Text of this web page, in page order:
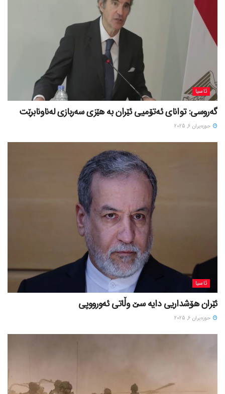
ئاسیا
گەروسی: توانای ئەتۆمیی ئێران بە هێزی سەربازی لەناونابرێت
حوزه‌یران 6, 2025
ئاسیا
ئێران هۆشداریی دایە سێ وڵاتی ئەورووپی
حوزه‌یران 6, 2025